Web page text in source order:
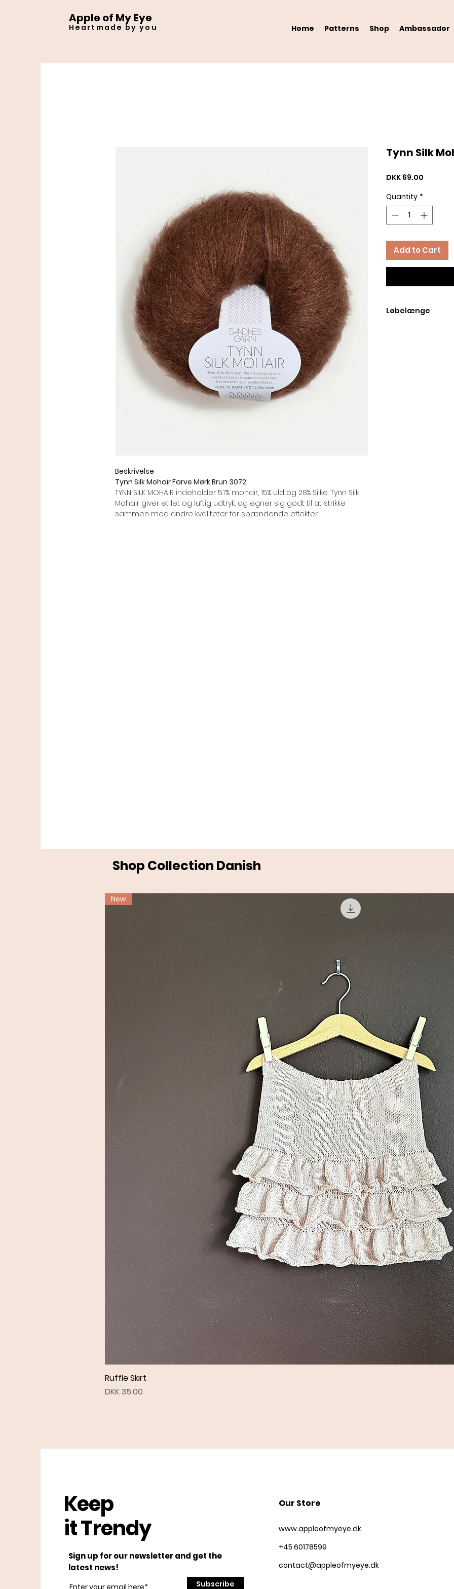
Apple of My Eye
Heartmade by you Home Patterns Shop Ambassador
Beskrivelse
Tynn Silk Mohair Farve Mørk Brun 3072
TYNN SILK MOHAIR indeholder 57% mohair, 15% uld og 28% Silke. Tynn Silk
Mohair giver et let og luftig udtryk, og egner sig godt til at strikke
sammen med andre kvaliteter for spændende effekter.
Tynn Silk
DKK 69.00
Quantity *
Add to Cart
Løbelænge
Shop Collection Danish
New
Ruffle Skirt
Price
DKK 35.00
Keep
it Trendy
Sign up for our newsletter and get the
latest news!
Subscribe
Our Store
www.appleofmyeye.dk
+45 60178599
contact@appleofmyeye.dk